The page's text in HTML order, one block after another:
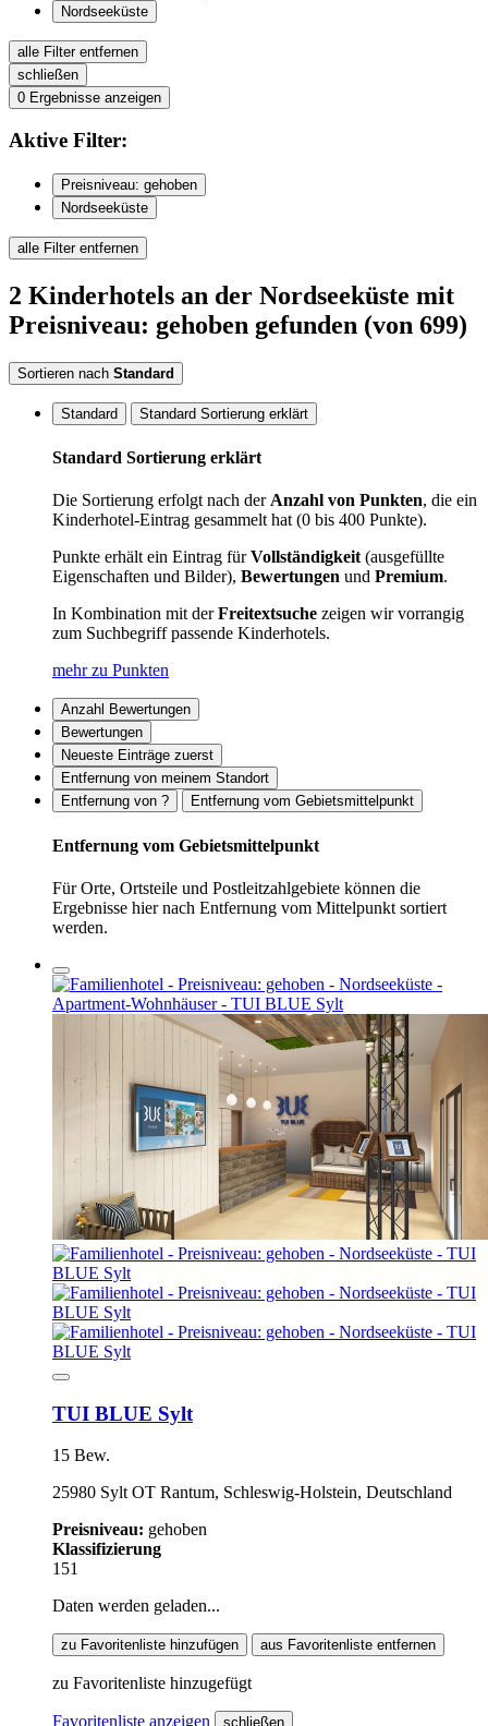
Nordseeküste
alle Filter entfernen
schließen
0 Ergebnisse anzeigen
Aktive Filter:
Preisniveau: gehoben
Nordseeküste
alle Filter entfernen
2 Kinderhotels an der Nordseeküste mit
Preisniveau: gehoben gefunden (von 699)
Sortieren nach Standard
Standard Standard Sortierung erklärt
Standard Sortierung erklärt
Die Sortierung erfolgt nach der Anzahl von Punkten, die ein
Kinderhotel-Eintrag gesammelt hat (0 bis 400 Punkte).
Punkte erhält ein Eintrag fürVollständigkeit (ausgefüllte
Eigenschaften und Bilder), Bewertungen und Premium.
In Kombination mit derFreitextsuche zeigen wir vorrangig
zum Suchbegriff passende Kinderhotels.
mehr zu Punkten
Anzahl Bewertungen
Bewertungen
Neueste Einträge zuerst
Entfernung von meinem Standort
Entfernung von ?
Entfernung vom Gebietsmittelpunkt
Entfernung vom Gebietsmittelpunkt
Für Orte, Ortsteile und Postleitzahlgebiete können die
Ergebnisse hier nach Entfernung vom Mittelpunkt sortiert
werden.
TUI BLUE Sylt
15 Bew.
25980 Sylt OT Rantum, Schleswig-Holstein, Deutschland
Preisniveau: gehoben
Klassifizierung
151
Daten werden geladen...
zu Favoritenliste hinzufügen aus Favoritenliste entfernen
zu Favoritenliste hinzugefügt
Favoritenliste anzeigen schließen